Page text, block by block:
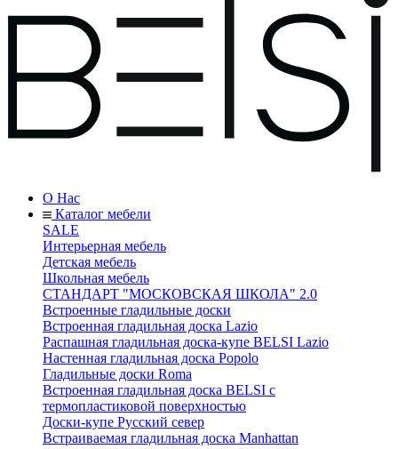
О Нас
Каталог мебели
SALE
Интерьерная мебель
Детская мебель
Школьная мебель
СТАНДАРТ "МОСКОВСКАЯ ШКОЛА" 2.0
Встроенные гладильные доски
Встроенная гладильная доска Lazio
Распашная гладильная доска-купе BELSI Lazio
Настенная гладильная доска Popolo
Гладильные доски Roma
Встроенная гладильная доска BELSI с
термопластиковой поверхностью
Доски-купе Русский север
Встраиваемая гладильная доска Manhattan